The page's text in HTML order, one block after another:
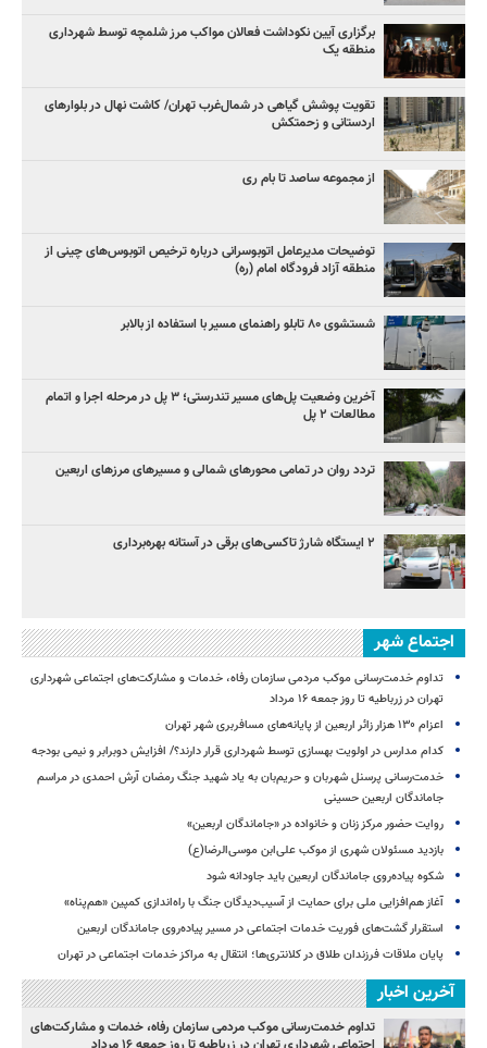
برگزاری آیین نکوداشت فعالان مواکب مرز شلمچه توسط شهرداری
منطقه یک
تقویت پوشش گیاهی در شمال‌غرب تهران/ کاشت نهال در بلوارهای
اردستانی و زحمتکش
از مجموعه ساصد تا بام ری
توضیحات مدیرعامل اتوبوسرانی درباره ترخیص اتوبوس‌های چینی از
منطقه آزاد فرودگاه امام (ره)
شستشوی ۸۰ تابلو راهنمای مسیر با استفاده از بالابر
آخرین وضعیت پل‌های مسیر تندرستی؛ ۳ پل در مرحله اجرا و اتمام
مطالعات ۲ پل
تردد روان در تمامی محورهای شمالی و مسیرهای مرزهای اربعین
۲ ایستگاه شارژ تاکسی‌های برقی در آستانه بهره‌برداری
اجتماع شهر
تداوم خدمت‌رسانی موکب مردمی سازمان رفاه، خدمات و مشارکت‌های اجتماعی شهرداری
تهران در زرباطیه تا روز جمعه ۱۶ مرداد
اعزام ۱۳۰ هزار زائر اربعین از پایانه‌های مسافربری شهر تهران
کدام مدارس در اولویت بهسازی توسط شهرداری قرار دارند؟/ افزایش دوبرابر و نیمی بودجه
خدمت‌رسانی پرسنل شهربان و حریم‌بان به یاد شهید جنگ رمضان آرش احمدی در مراسم
جاماندگان اربعین حسینی
روایت حضور مرکز زنان و خانواده در «جاماندگان اربعین»
بازدید مسئولان شهری از موکب علی‌ابن موسی‌الرضا(ع)
شکوه پیاده‌روی جاماندگان اربعین باید جاودانه شود
آغاز هم‌افزایی ملی برای حمایت از آسیب‌دیدگان جنگ با راه‌اندازی کمپین «هم‌پناه»
استقرار گشت‌های فوریت خدمات اجتماعی در مسیر پیاده‌روی جاماندگان اربعین
پایان ملاقات فرزندان طلاق در کلانتری‌ها؛ انتقال به مراکز خدمات اجتماعی در تهران
آخرین اخبار
تداوم خدمت‌رسانی موکب مردمی سازمان رفاه، خدمات و مشارکت‌های